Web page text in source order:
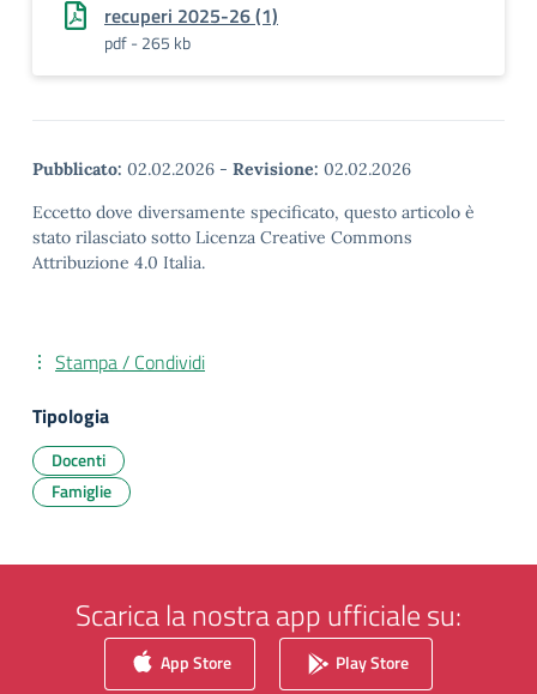
recuperi 2025-26 (1)
pdf - 265 kb
Pubblicato: 02.02.2026 - Revisione: 02.02.2026
Eccetto dove diversamente specificato, questo articolo è
stato rilasciato sotto Licenza Creative Commons
Attribuzione 4.0 Italia.
Stampa / Condividi
Tipologia
Docenti
Famiglie
Scarica la nostra app ufficiale su:
App Store Play Store